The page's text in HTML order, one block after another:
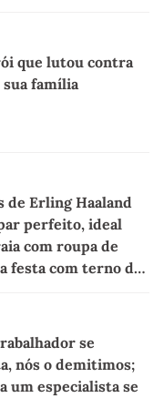
que lutou contra
sua família
de Erling Haaland
perfeito, ideal
com roupa de
festa com terno de
se
nós o demitimos;
um especialista se